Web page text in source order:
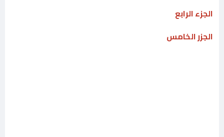
الجزء الرابع
الجزر الخامس